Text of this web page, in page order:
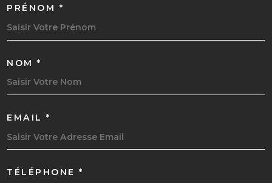
PRÉNOM *
NOM *
EMAIL *
TÉLÉPHONE *